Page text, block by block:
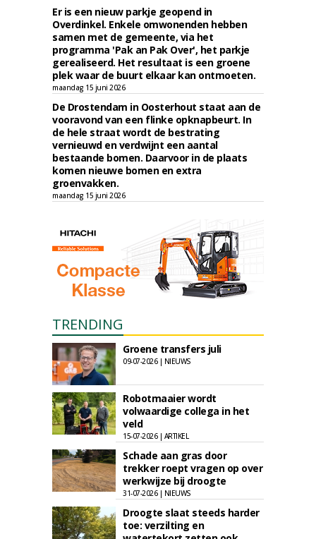
Er is een nieuw parkje geopend in
Overdinkel. Enkele omwonenden hebben
samen met de gemeente, via het
programma 'Pak an Pak Over', het parkje
gerealiseerd. Het resultaat is een groene
plek waar de buurt elkaar kan ontmoeten.
maandag 15 juni 2026
De Drostendam in Oosterhout staat aan de
vooravond van een flinke opknapbeurt. In
de hele straat wordt de bestrating
vernieuwd en verdwijnt een aantal
bestaande bomen. Daarvoor in de plaats
komen nieuwe bomen en extra
groenvakken.
maandag 15 juni 2026
TRENDING
Groene transfers juli
09-07-2026 | NIEUWS
Robotmaaier wordt
volwaardige collega in het
veld
15-07-2026 | ARTIKEL
Schade aan gras door
trekker roept vragen op over
werkwijze bij droogte
31-07-2026 | NIEUWS
Droogte slaat steeds harder
toe: verzilting en